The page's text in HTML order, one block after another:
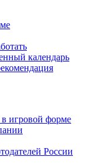
календарь
игровой форме
России